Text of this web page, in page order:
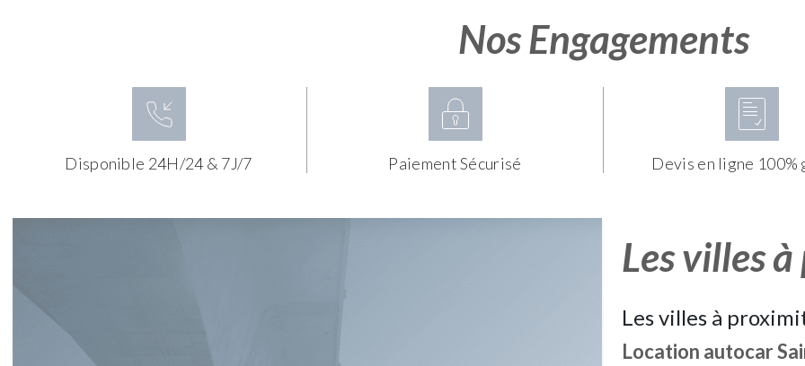
Nos Engagements
Disponible 24H/24 & 7J/7 Paiement Sécurisé Devis en ligne
Les villes
Les villes à
Location autocar